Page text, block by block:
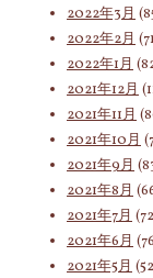
2022年3月
2022年2月
2022年1月
2021年12月
2021年11月
2021年10月
2021年9月
2021年8月
2021年7月
2021年6月
2021年5月